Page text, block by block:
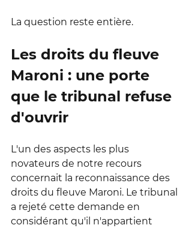
La question reste entière.
Les droits du fleuve
Maroni : une porte
que le tribunal refuse
d'ouvrir
L'un des aspects les plus
novateurs de notre recours
concernait la reconnaissance des
droits du fleuve Maroni. Le tribunal
a rejeté cette demande en
considérant qu'il n'appartient